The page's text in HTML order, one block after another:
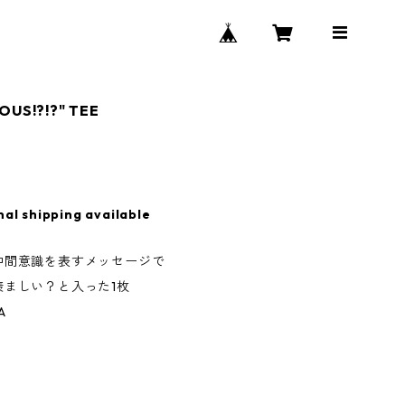
TEE
shipping available
意識を表すメッセージで
しい？と入った1枚